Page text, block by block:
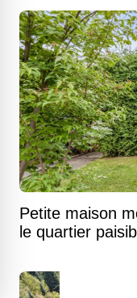
Petite maison
le quartier